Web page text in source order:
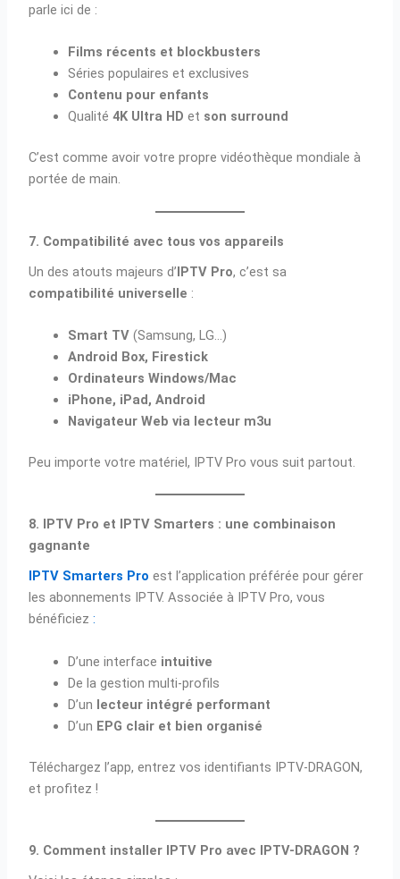
parle ici de :
Films récents et blockbusters
Séries populaires et exclusives
Contenu pour enfants
Qualité4K Ultra HD et son surround
C’est comme avoir votre propre vidéothèque mondiale à
portée de main.
7. Compatibilité avec tous vos appareils
Un des atouts majeurs d’IPTV Pro, c’est sa
compatibilité universelle :
Smart TV (Samsung, LG…)
Android Box, Firestick
Ordinateurs Windows/Mac
iPhone, iPad, Android
Navigateur Web via lecteur m3u
Peu importe votre matériel, IPTV Pro vous suit partout.
8. IPTV Pro et IPTV Smarters : une combinaison
gagnante
IPTV Smarters Pro est l’application préférée pour gérer
les abonnements IPTV. Associée à IPTV Pro, vous
bénéficiez:
D’une interface intuitive
De la gestion multi-profils
D’un lecteur intégré performant
D’un EPG clair et bien organisé
Téléchargez l’app, entrez vos identifiants IPTV-DRAGON,
et profitez !
9. Comment installer IPTV Pro avec IPTV-DRAGON ?